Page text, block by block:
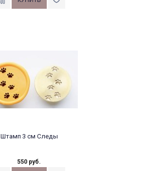
Штамп 3 см Следы
550 руб.